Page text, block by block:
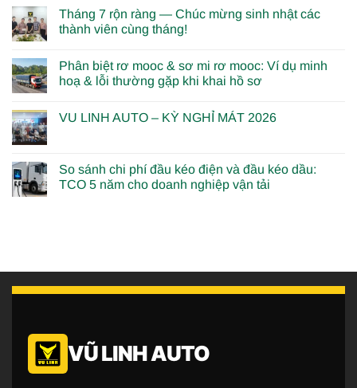
Tháng 7 rộn ràng — Chúc mừng sinh nhật các
thành viên cùng tháng!
Phân biệt rơ mooc & sơ mi rơ mooc: Ví dụ minh
hoạ & lỗi thường gặp khi khai hồ sơ
VU LINH AUTO – KỲ NGHỈ MÁT 2026
So sánh chi phí đầu kéo điện và đầu kéo dầu:
TCO 5 năm cho doanh nghiệp vận tải
VŨ LINH AUTO